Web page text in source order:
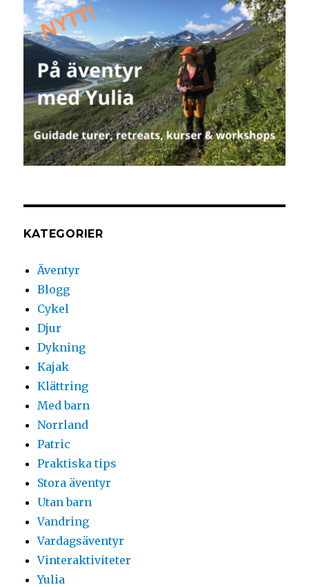
KATEGORIER
Äventyr
Blogg
Cykel
Djur
Dykning
Kajak
Klättring
Med barn
Norrland
Patric
Praktiska tips
Stora äventyr
Utan barn
Vandring
Vardagsäventyr
Vinteraktiviteter
Yulia